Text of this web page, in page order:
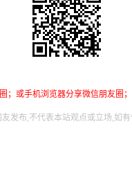
；或手机浏览器分享微信朋友圈
友发布,不代表本站观点或立场,如有